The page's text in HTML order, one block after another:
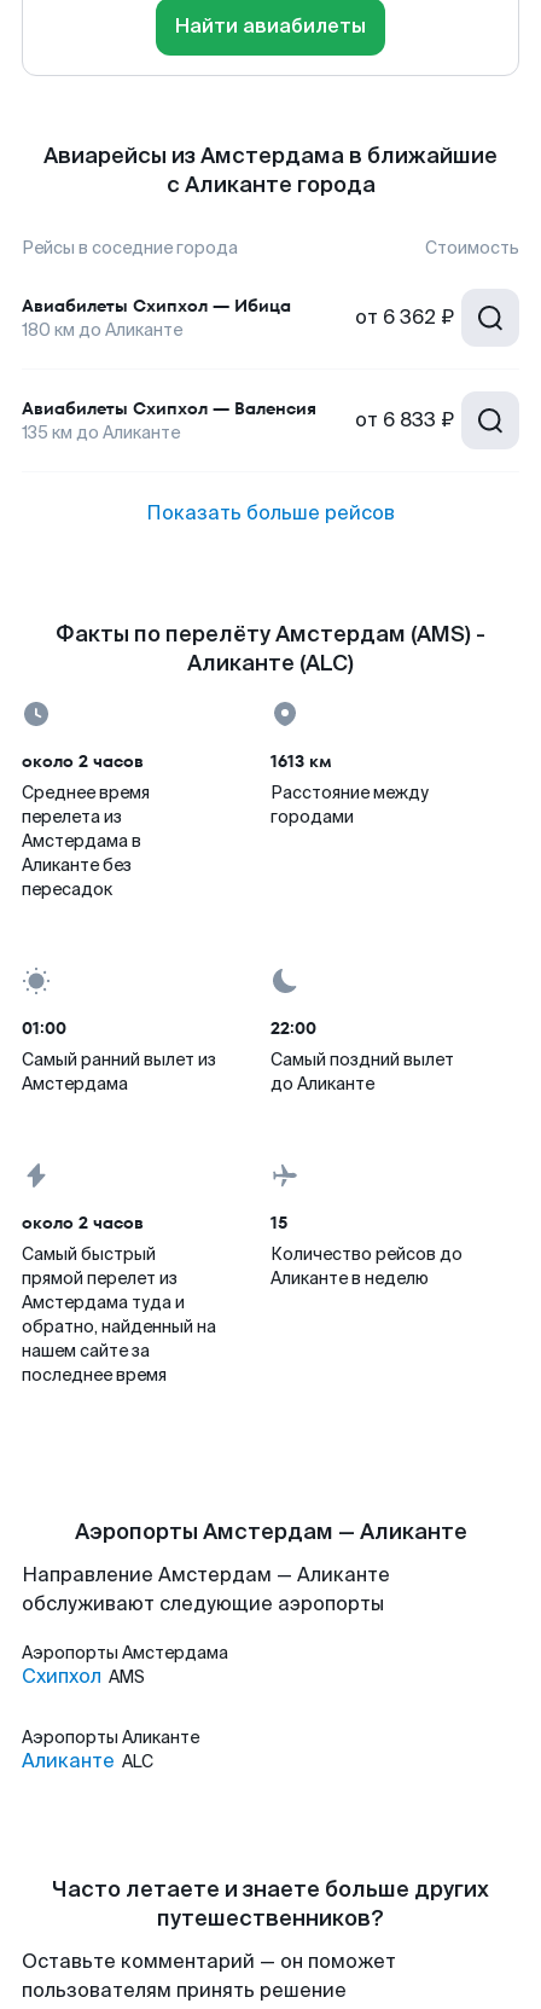
Найти авиабилеты
Авиарейсы из Амстердама в ближайшие
с Аликанте города
Рейсы в соседние города Стоимость
Авиабилеты Схипхол — Ибица
180 км до Аликанте от 6 362 ₽
Авиабилеты Схипхол — Валенсия
135 км до Аликанте от 6 833 ₽
Показать больше рейсов
Факты по перелёту Амстердам (AMS) -
Аликанте (ALC)
около 2 часов
Среднее время
перелета из
Амстердама в
Аликанте без
пересадок
1613 км
Расстояние между
городами
01:00
Самый ранний вылет из
Амстердама
22:00
Самый поздний вылет
до Аликанте
около 2 часов
Самый быстрый
прямой перелет из
Амстердама туда и
обратно, найденный на
нашем сайте за
последнее время
15
Количество рейсов до
Аликанте в неделю
Аэропорты Амстердам — Аликанте
Направление Амстердам — Аликанте
обслуживают следующие аэропорты
Аэропорты Амстердама
Схипхол AMS
Аэропорты Аликанте
Аликанте ALC
Часто летаете и знаете больше других
путешественников?
Оставьте комментарий — он поможет
пользователям принять решение